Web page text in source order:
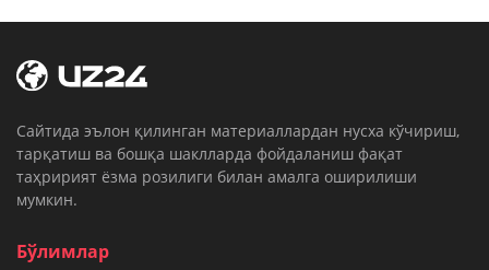
Cайтида эълон қилинган материаллардан нусха кўчириш,
тарқатиш ва бошқа шаклларда фойдаланиш фақат
таҳририят ёзма розилиги билан амалга оширилиши
мумкин.
Бўлимлар